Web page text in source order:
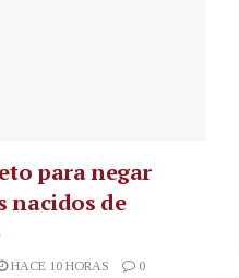
para negar
nacidos de
HACE 10 HORAS 0